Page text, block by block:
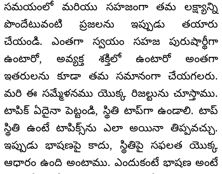
సమయంలో మరియు సహజంగా తమ లక్ష్యాన్ని
పొందేటువంటి ప్రజలను ఇప్పుడు తయారు
చేయండి. ఎంతగా స్వయం సహజ పురుషార్థీగా
ఉంటారో, అవ్యక్త శక్తిలో ఉంటారో అంతగా
ఇతరులను కూడా తమ సమానంగా చేయగలరు.
మరి ఈ సమ్మేళనము యొక్క రిజల్టును చూస్తాము.
టాపిక్ ఏదైనా పెట్టండి, స్థితి టాప్‌గా ఉండాలి. టాప్
స్థితి ఉంటే టాపిక్స్‌ను ఎలా అయినా తిప్పవచ్చు.
ఇప్పుడు భాషణపై కాదు, స్థితిపై సఫలత యొక్క
ఆధారం ఉంది అంటాము. ఎందుకంటే భాషణ అంటే